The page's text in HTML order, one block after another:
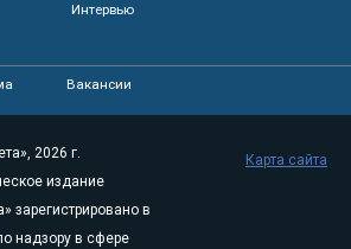
Интервью
Вакансии
2026 г.
издание
зарегистрировано в
надзору в сфере
Карта сайта